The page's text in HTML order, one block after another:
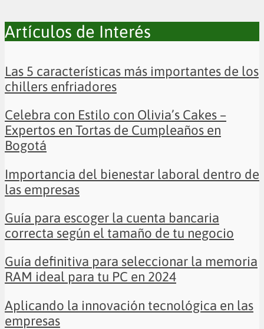
Artículos de Interés
Las 5 características más importantes de los
chillers enfriadores
Celebra con Estilo con Olivia’s Cakes –
Expertos en Tortas de Cumpleaños en
Bogotá
Importancia del bienestar laboral dentro de
las empresas
Guía para escoger la cuenta bancaria
correcta según el tamaño de tu negocio
Guía definitiva para seleccionar la memoria
RAM ideal para tu PC en 2024
Aplicando la innovación tecnológica en las
empresas